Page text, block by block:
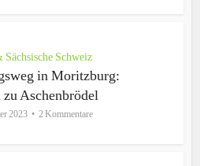
Sächsische Schweiz
in Moritzburg:
zu Aschenbrödel
2023 2 Kommentare